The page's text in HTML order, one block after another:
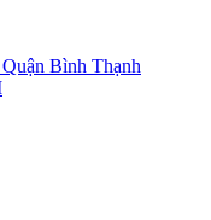
Bình Thạnh